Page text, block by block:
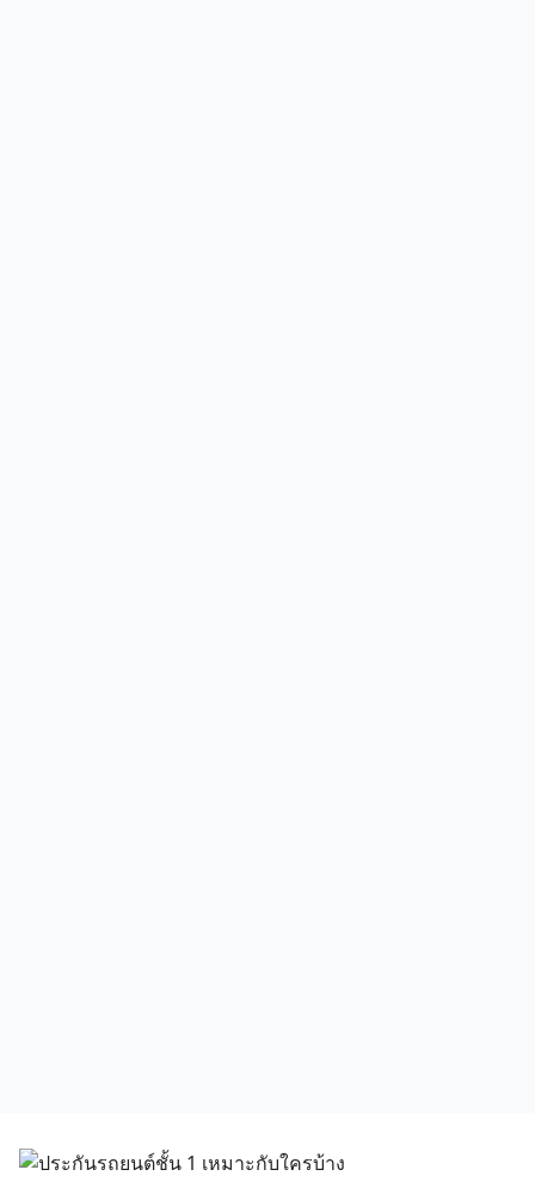
2. เรื่องที่จ่ายเงินไปแล้ว ไม่ได้เอกสารหรือเอกสารข้า : ขอ